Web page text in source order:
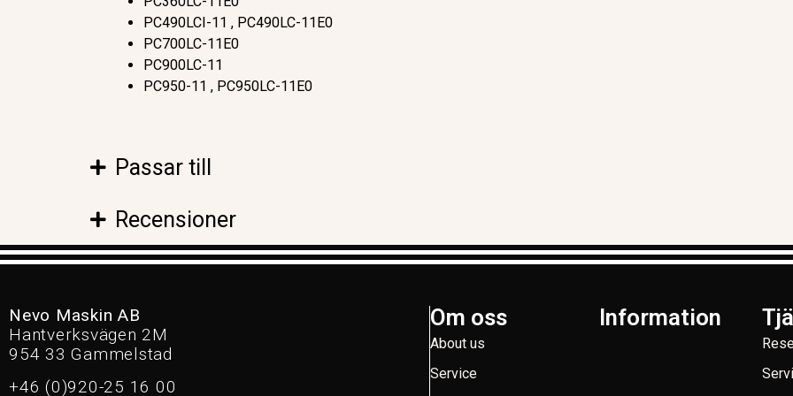
PC490LCI-11 , PC490LC-11E0
PC700LC-11E0
PC900LC-11
PC950-11 , PC950LC-11E0
Passar till
Recensioner
Nevo Maskin AB
Hantverksvägen 2M
954 33 Gammelstad
+46 (0)920-25 16 00
Om oss
About us
Service
Information